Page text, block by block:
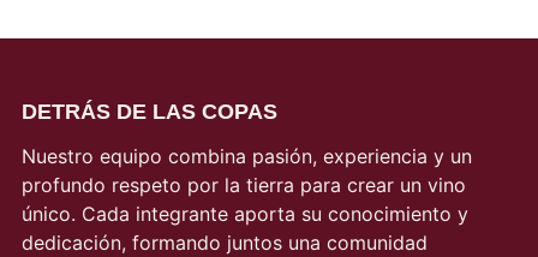
DETRÁS DE LAS COPAS
Nuestro equipo combina pasión, experiencia y un
profundo respeto por la tierra para crear un vino
único. Cada integrante aporta su conocimiento y
dedicación, formando juntos una comunidad